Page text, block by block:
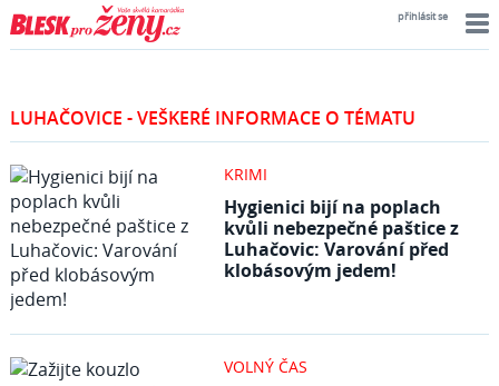
přihlásit se
LUHAČOVICE - VEŠKERÉ INFORMACE O TÉMATU
KRIMI
Hygienici bijí na poplach
kvůli nebezpečné paštice z
Luhačovic: Varování před
klobásovým jedem!
VOLNÝ ČAS